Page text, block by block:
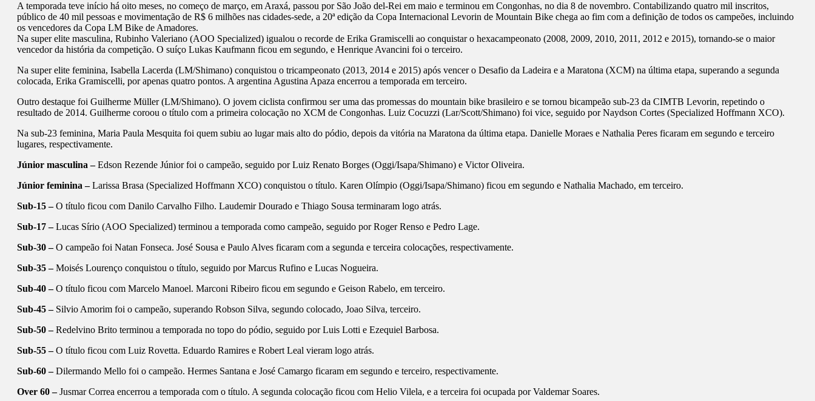
A temporada teve início há oito meses, no começo de março, em Araxá, passou por São João del-Rei em maio e terminou em Congonhas, no dia 8 de novembro. Contabilizando quatro mil inscritos,
público de 40 mil pessoas e movimentação de R$ 6 milhões nas cidades-sede, a 20ª edição da Copa Internacional Levorin de Mountain Bike chega ao fim com a definição de todos os campeões, incluindo
os vencedores da Copa LM Bike de Amadores.
Na super elite masculina, Rubinho Valeriano (AOO Specialized) igualou o recorde de Erika Gramiscelli ao conquistar o hexacampeonato (2008, 2009, 2010, 2011, 2012 e 2015), tornando-se o maior
vencedor da história da competição. O suíço Lukas Kaufmann ficou em segundo, e Henrique Avancini foi o terceiro.
Na super elite feminina, Isabella Lacerda (LM/Shimano) conquistou o tricampeonato (2013, 2014 e 2015) após vencer o Desafio da Ladeira e a Maratona (XCM) na última etapa, superando a segunda
colocada, Erika Gramiscelli, por apenas quatro pontos. A argentina Agustina Apaza encerrou a temporada em terceiro.
Outro destaque foi Guilherme Müller (LM/Shimano). O jovem ciclista confirmou ser uma das promessas do mountain bike brasileiro e se tornou bicampeão sub-23 da CIMTB Levorin, repetindo o
resultado de 2014. Guilherme coroou o título com a primeira colocação no XCM de Congonhas. Luiz Cocuzzi (Lar/Scott/Shimano) foi vice, seguido por Naydson Cortes (Specialized Hoffmann XCO).
Na sub-23 feminina, Maria Paula Mesquita foi quem subiu ao lugar mais alto do pódio, depois da vitória na Maratona da última etapa. Danielle Moraes e Nathalia Peres ficaram em segundo e terceiro
lugares, respectivamente.
Júnior masculina –Edson Rezende Júnior foi o campeão, seguido por Luiz Renato Borges (Oggi/Isapa/Shimano) e Victor Oliveira.
Júnior feminina –Larissa Brasa (Specialized Hoffmann XCO) conquistou o título. Karen Olímpio (Oggi/Isapa/Shimano) ficou em segundo e Nathalia Machado, em terceiro.
Sub-15 –O título ficou com Danilo Carvalho Filho. Laudemir Dourado e Thiago Sousa terminaram logo atrás.
Sub-17 –Lucas Sírio (AOO Specialized) terminou a temporada como campeão, seguido por Roger Renso e Pedro Lage.
Sub-30 –O campeão foi Natan Fonseca. José Sousa e Paulo Alves ficaram com a segunda e terceira colocações, respectivamente.
Sub-35 –Moisés Lourenço conquistou o título, seguido por Marcus Rufino e Lucas Nogueira.
Sub-40 –O título ficou com Marcelo Manoel. Marconi Ribeiro ficou em segundo e Geison Rabelo, em terceiro.
Sub-45 –Silvio Amorim foi o campeão, superando Robson Silva, segundo colocado, Joao Silva, terceiro.
Sub-50 –Redelvino Brito terminou a temporada no topo do pódio, seguido por Luis Lotti e Ezequiel Barbosa.
Sub-55 –O título ficou com Luiz Rovetta. Eduardo Ramires e Robert Leal vieram logo atrás.
Sub-60 –Dilermando Mello foi o campeão. Hermes Santana e José Camargo ficaram em segundo e terceiro, respectivamente.
Over 60 –Jusmar Correa encerrou a temporada com o título. A segunda colocação ficou com Helio Vilela, e a terceira foi ocupada por Valdemar Soares.